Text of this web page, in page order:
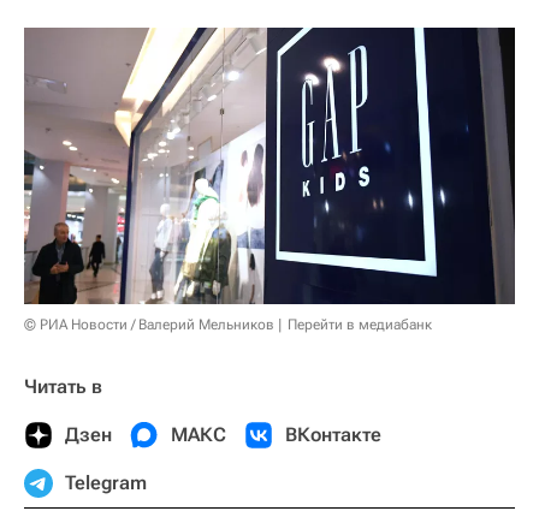
© РИА Новости / Валерий Мельников Перейти в медиабанк
Читать в
Дзен МАКС ВКонтакте
Telegram